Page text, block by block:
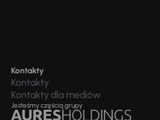
Kontakty
Kontakty
Kontakty dla mediów
Jesteśmy częścią grupy